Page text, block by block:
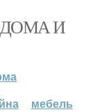
ДОМА И
мебель